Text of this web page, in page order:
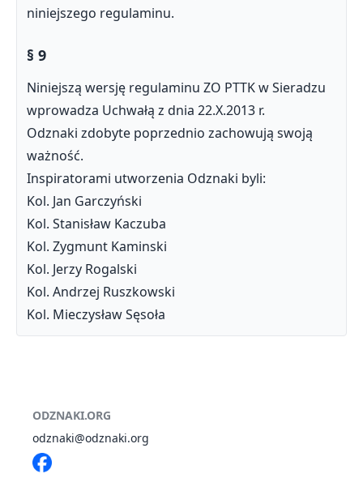
niniejszego regulaminu.
§ 9
Niniejszą wersję regulaminu ZO PTTK w Sieradzu
wprowadza Uchwałą z dnia 22.X.2013 r.
Odznaki zdobyte poprzednio zachowują swoją
ważność.
Inspiratorami utworzenia Odznaki byli:
Kol. Jan Garczyński
Kol. Stanisław Kaczuba
Kol. Zygmunt Kaminski
Kol. Jerzy Rogalski
Kol. Andrzej Ruszkowski
Kol. Mieczysław Sęsoła
ODZNAKI.ORG
odznaki@odznaki.org